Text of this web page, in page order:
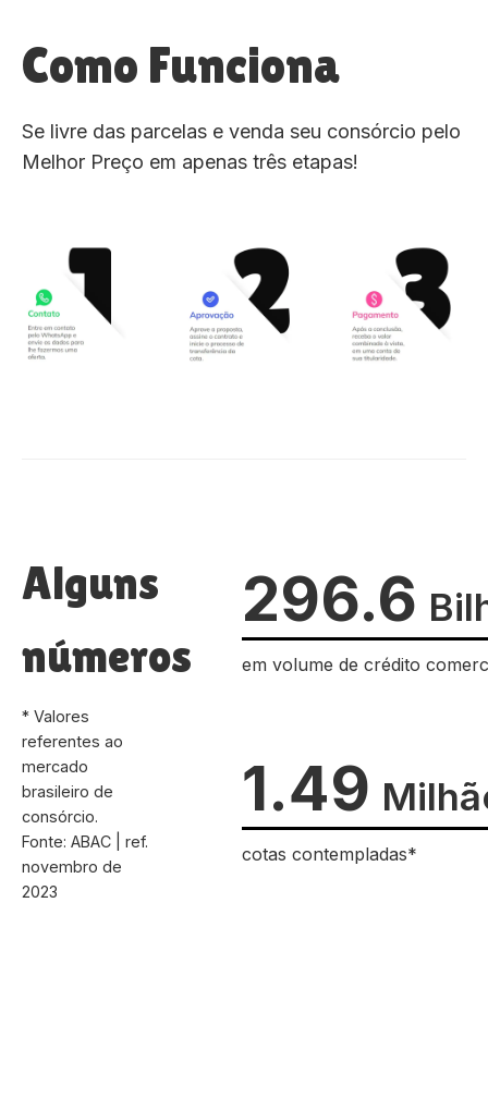
Como Funciona
Se livre das parcelas e venda seu consórcio pelo
Melhor Preço em apenas três etapas!
Alguns
números
* Valores
referentes ao
mercado
brasileiro de
consórcio.
Fonte: ABAC | ref.
novembro de
2023
296.6
em volume de crédito
1.49
cotas contempladas*